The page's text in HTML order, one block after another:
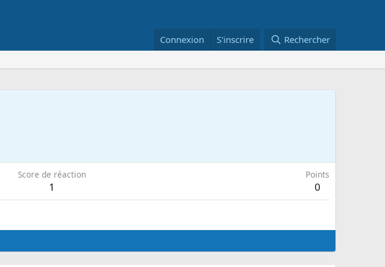
Connexion S'inscrire Rechercher
Score de réaction
1
Points
0